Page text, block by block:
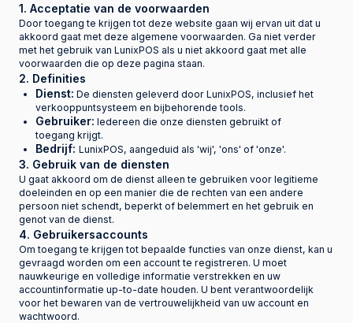
1. Acceptatie van de voorwaarden
Door toegang te krijgen tot deze website gaan wij ervan uit dat u
akkoord gaat met deze algemene voorwaarden. Ga niet verder
met het gebruik van LunixPOS als u niet akkoord gaat met alle
voorwaarden die op deze pagina staan.
2. Definities
Dienst: De diensten geleverd door LunixPOS, inclusief het
verkooppuntsysteem en bijbehorende tools.
Gebruiker: Iedereen die onze diensten gebruikt of
toegang krijgt.
Bedrijf: LunixPOS, aangeduid als 'wij', 'ons' of 'onze'.
3. Gebruik van de diensten
U gaat akkoord om de dienst alleen te gebruiken voor legitieme
doeleinden en op een manier die de rechten van een andere
persoon niet schendt, beperkt of belemmert en het gebruik en
genot van de dienst.
4. Gebruikersaccounts
Om toegang te krijgen tot bepaalde functies van onze dienst, kan u
gevraagd worden om een account te registreren. U moet
nauwkeurige en volledige informatie verstrekken en uw
accountinformatie up-to-date houden. U bent verantwoordelijk
voor het bewaren van de vertrouwelijkheid van uw account en
wachtwoord.